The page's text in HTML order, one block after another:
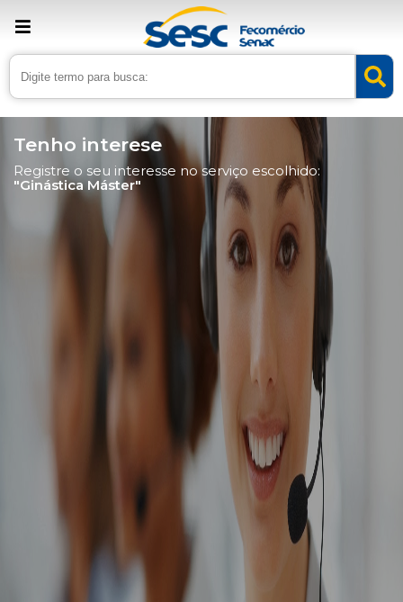
Tenho interese
Registre o seu interesse no serviço escolhido:
"Ginástica Máster"